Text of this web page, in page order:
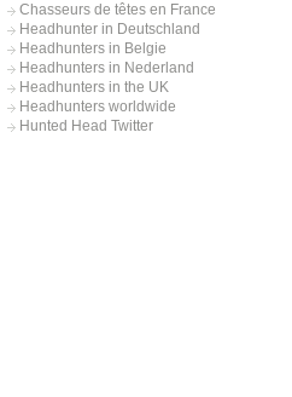
Chasseurs de têtes en France
Headhunter in Deutschland
Headhunters in Belgie
Headhunters in Nederland
Headhunters in the UK
Headhunters worldwide
Hunted Head Twitter